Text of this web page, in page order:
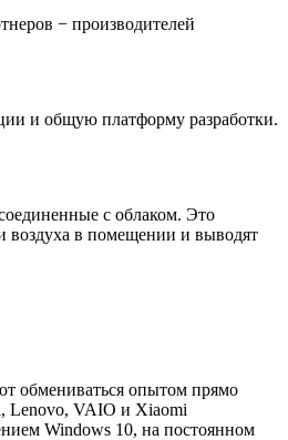
− производителей
и общую платформу разработки.
с облаком. Это
воздуха в помещении и выводят
обмениваться опытом прямо
Lenovo, VAIO и Xiaomi
Windows 10, на постоянном